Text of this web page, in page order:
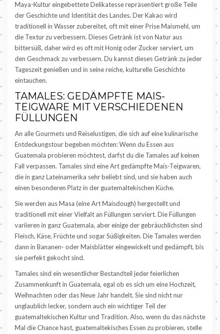
Maya-Kultur eingebettete Delikatesse repräsentiert große Teile
der Geschichte und Identität des Landes. Der Kakao wird
traditionell in Wasser zubereitet, oft mit einer Prise Maismehl, um
die Textur zu verbessern. Dieses Getränk ist von Natur aus
bittersüß, daher wird es oft mit Honig oder Zucker serviert, um
den Geschmack zu verbessern. Du kannst dieses Getränk zu jeder
Tageszeit genießen und in seine reiche, kulturelle Geschichte
eintauchen.
TAMALES: GEDÄMPFTE MAIS-
TEIGWARE MIT VERSCHIEDENEN
FÜLLUNGEN
An alle Gourmets und Reiselustigen, die sich auf eine kulinarische
Entdeckungstour begeben möchten: Wenn du Essen aus
Guatemala probieren möchtest, darfst du die Tamales auf keinen
Fall verpassen. Tamales sind eine Art gedämpfte Mais-Teigwaren,
die in ganz Lateinamerika sehr beliebt sind, und sie haben auch
einen besonderen Platz in der guatemaltekischen Küche.
Sie werden aus Masa (eine Art Maisdough) hergestellt und
traditionell mit einer Vielfalt an Füllungen serviert. Die Füllungen
variieren in ganz Guatemala, aber einige der gebräuchlichsten sind
Fleisch, Käse, Früchte und sogar Süßigkeiten. Die Tamales werden
dann in Bananen- oder Maisblätter eingewickelt und gedämpft, bis
sie perfekt gekocht sind.
Tamales sind ein wesentlicher Bestandteil jeder feierlichen
Zusammenkunft in Guatemala, egal ob es sich um eine Hochzeit,
Weihnachten oder das Neue Jahr handelt. Sie sind nicht nur
unglaublich lecker, sondern auch ein wichtiger Teil der
guatemaltekischen Kultur und Tradition. Also, wenn du das nächste
Mal die Chance hast, guatemaltekisches Essen zu probieren, stelle